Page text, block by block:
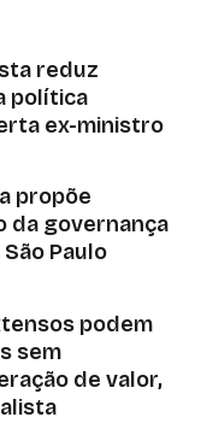
reduz
política
ex-ministro
propõe
da governança
Paulo
podem
sem
de valor,